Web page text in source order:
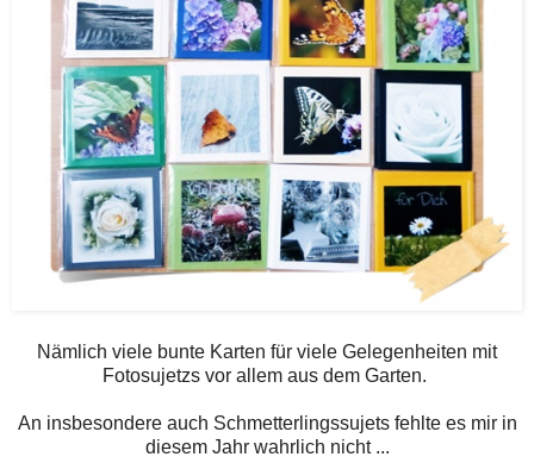
Nämlich viele bunte Karten für viele Gelegenheiten mit
Fotosujetzs vor allem aus dem Garten.
An insbesondere auch Schmetterlingssujets fehlte es mir in
diesem Jahr wahrlich nicht ...